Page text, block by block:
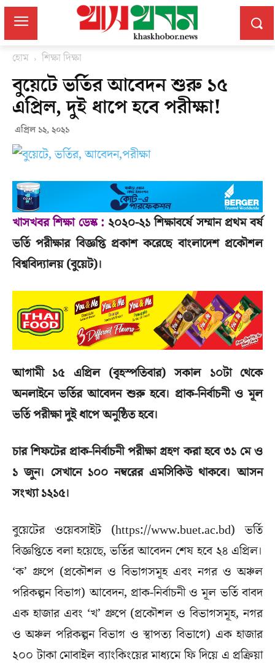
হোম শিক্ষা দিক্ষা
বুয়েটে ভর্তির আবেদন শুরু ১৫
এপ্রিল, দুই ধাপে হবে পরীক্ষা!
এপ্রিল ১২, ২০২১
খাসখবর শিক্ষা ডেস্ক : ২০২০-২১ শিক্ষাবর্ষে সম্মান প্রথম বর্ষ
ভর্তি পরীক্ষার বিজ্ঞপ্তি প্রকাশ করেছে বাংলাদেশ প্রকৌশল
বিশ্ববিদ্যালয় (বুয়েট)।
আগামী ১৫ এপ্রিল (বৃহস্পতিবার) সকাল ১০টা থেকে
অনলাইনে ভর্তির আবেদন শুরু হবে। প্রাক-নির্বাচনী ও মূল
ভর্তি পরীক্ষা দুই ধাপে অনুষ্ঠিত হবে।
চার শিফটের প্রাক-নির্বাচনী পরীক্ষা গ্রহণ করা হবে ৩১ মে ও
১ জুন। সেখানে ১০০ নম্বরের এমসিকিউ থাকবে। আসন
সংখ্যা ১২১৫।
বুয়েটের ওয়েবসাইট (https://www.buet.ac.bd) ভর্তি
বিজ্ঞপ্তিতে বলা হয়েছে, ভর্তির আবেদন শেষ হবে ২৪ এপ্রিল।
‘ক’ গ্রুপে (প্রকৌশল ও বিভাগসমূহ এবং নগর ও অঞ্চল
পরিকল্পন বিভাগ) আবেদন, প্রাক‌-নির্বাচনী ও মূল ভর্তি বাবদ
এক হাজার এবং ‘খ’ গ্রুপে (প্রকৌশল ও বিভাগসমূহ, নগর
ও অঞ্চল পরিকল্পন বিভাগ ও স্থাপত্য বিভাগে) এক হাজার
২০০ টাকা মোবাইল ব্যাংকিংয়ের মাধ্যমে ফি দিয়ে এ প্রক্রিয়া